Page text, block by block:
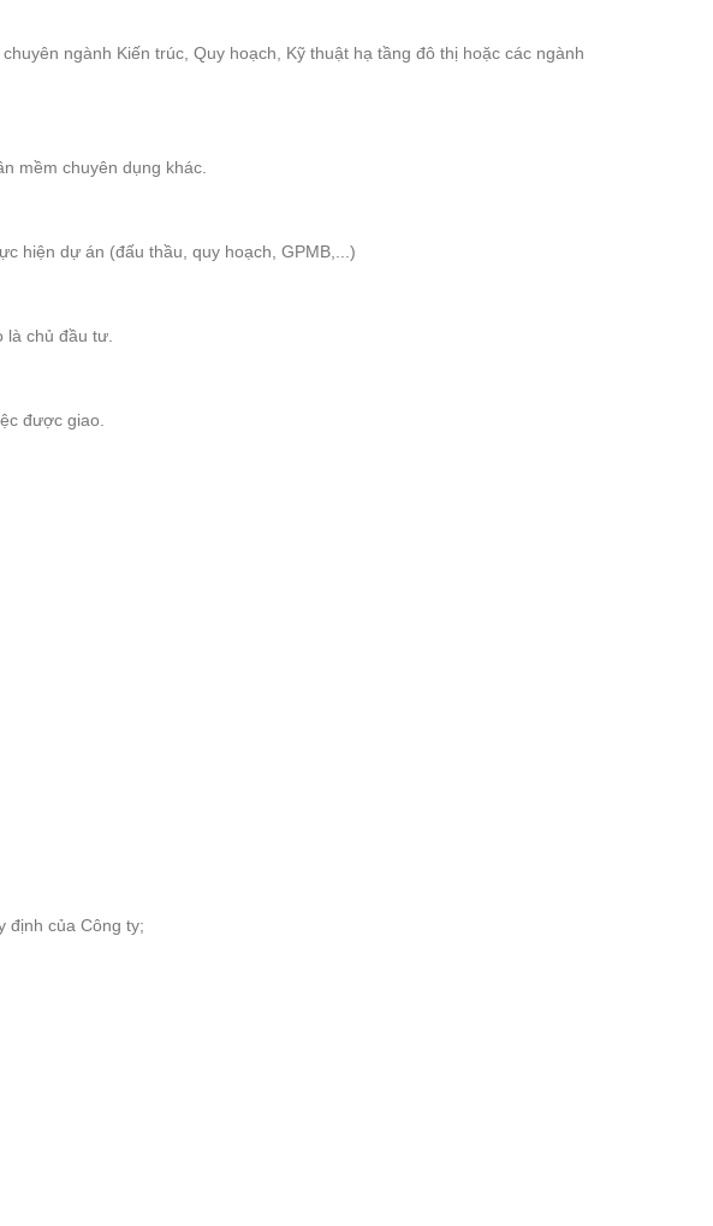
ngành Kiến trúc, Quy hoạch, Kỹ thuật hạ tầng đô thị hoặc các ngành
mềm chuyên dụng khác.
hiện dự án (đấu thầu, quy hoạch, GPMB,...)
chủ đầu tư.
được giao.
định của Công ty;